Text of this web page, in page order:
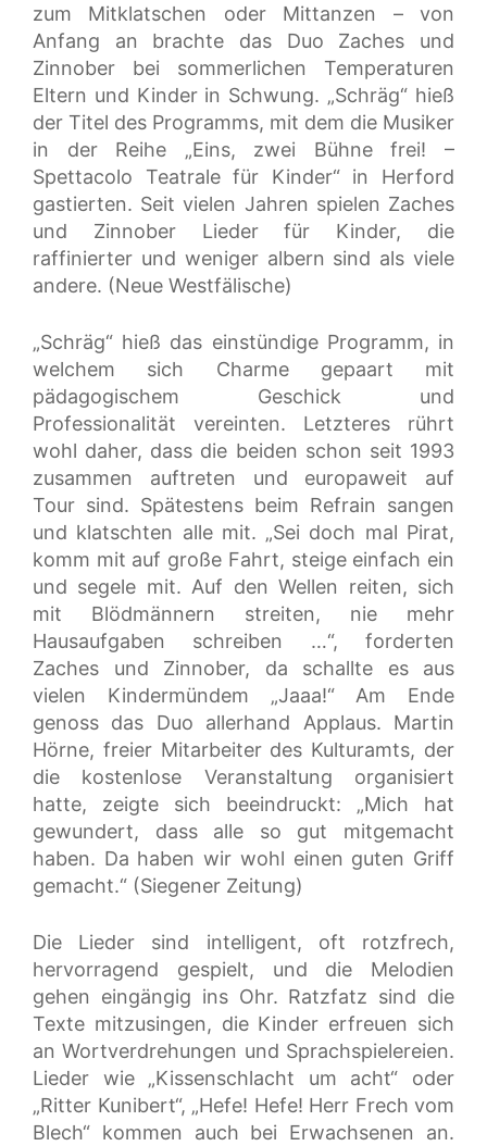
zum Mitklatschen oder Mittanzen – von
Anfang an brachte das Duo Zaches und
Zinnober bei sommerlichen Temperaturen
Eltern und Kinder in Schwung. „Schräg“ hieß
der Titel des Programms, mit dem die Musiker
in der Reihe „Eins, zwei Bühne frei! –
Spettacolo Teatrale für Kinder“ in Herford
gastierten. Seit vielen Jahren spielen Zaches
und Zinnober Lieder für Kinder, die
raffinierter und weniger albern sind als viele
andere. (Neue Westfälische)
„Schräg“ hieß das einstündige Programm, in
welchem sich Charme gepaart mit
pädagogischem Geschick und
Professionalität vereinten. Letzteres rührt
wohl daher, dass die beiden schon seit 1993
zusammen auftreten und europaweit auf
Tour sind. Spätestens beim Refrain sangen
und klatschten alle mit. „Sei doch mal Pirat,
komm mit auf große Fahrt, steige einfach ein
und segele mit. Auf den Wellen reiten, sich
mit Blödmännern streiten, nie mehr
Hausaufgaben schreiben …“, forderten
Zaches und Zinnober, da schallte es aus
vielen Kindermündem „Jaaa!“ Am Ende
genoss das Duo allerhand Applaus. Martin
Hörne, freier Mitarbeiter des Kulturamts, der
die kostenlose Veranstaltung organisiert
hatte, zeigte sich beeindruckt: „Mich hat
gewundert, dass alle so gut mitgemacht
haben. Da haben wir wohl einen guten Griff
gemacht.“ (Siegener Zeitung)
Die Lieder sind intelligent, oft rotzfrech,
hervorragend gespielt, und die Melodien
gehen eingängig ins Ohr. Ratzfatz sind die
Texte mitzusingen, die Kinder erfreuen sich
an Wortverdrehungen und Sprachspielereien.
Lieder wie „Kissenschlacht um acht“ oder
„Ritter Kunibert“, „Hefe! Hefe! Herr Frech vom
Blech“ kommen auch bei Erwachsenen an.